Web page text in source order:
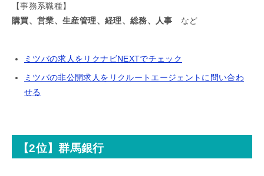
【事務系職種】
購買、営業、生産管理、経理、総務、人事 など
ミツバの求人をリクナビNEXTでチェック
ミツバの非公開求人をリクルートエージェントに問い合わ
せる
【2位】群馬銀行